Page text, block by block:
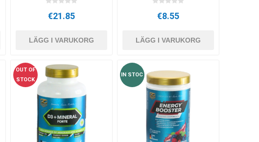
€21.85
LÄGG I VARUKORG
€8.55
LÄGG I VARUKORG
OUT OF
STOCK
IN STOC